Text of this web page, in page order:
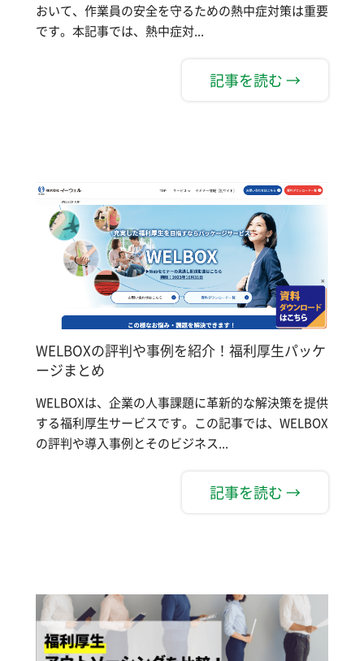
おいて、作業員の安全を守るための熱中症対策は重要
です。本記事では、熱中症対...
記事を読む →
WELBOXの評判や事例を紹介！福利厚生パッケ
ージまとめ
WELBOXは、企業の人事課題に革新的な解決策を提供
する福利厚生サービスです。この記事では、WELBOX
の評判や導入事例とそのビジネス...
記事を読む →